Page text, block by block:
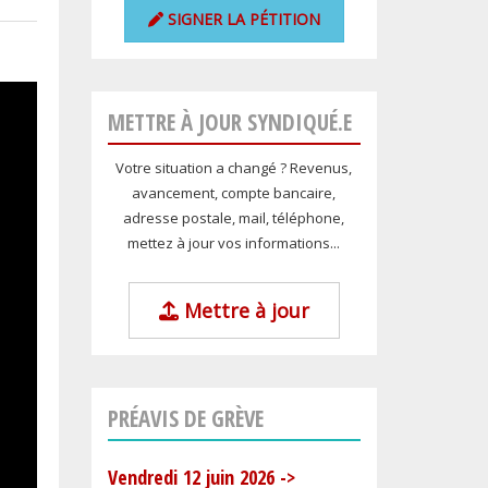
SIGNER LA PÉTITION
METTRE À JOUR SYNDIQUÉ.E
Votre situation a changé ? Revenus,
avancement, compte bancaire,
adresse postale, mail, téléphone,
mettez à jour vos informations...
Mettre à jour
PRÉAVIS DE GRÈVE
Vendredi 12 juin 2026->